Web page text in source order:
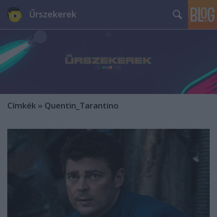
Űrszekerek
Címkék » Quentin_Tarantino